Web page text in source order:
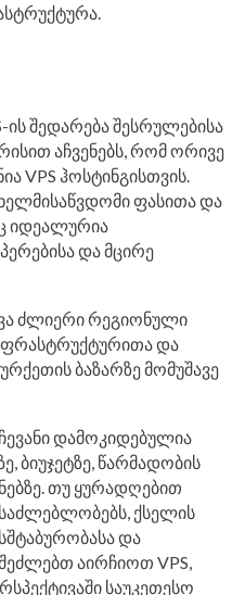
შედარება შესრულებისა
აჩვენებს, რომ ორივე
VPS ჰოსტინგისთვის.
ფასითა და
იდეალურია
და მცირე
ძლიერი რეგიონული
და
ბაზარზე მომუშავე
დამოკიდებულია
ბიუჯეტზე, წარმადობის
თუ ყურადღებით
ქსელის
და
აირჩიოთ VPS,
საუკეთესო